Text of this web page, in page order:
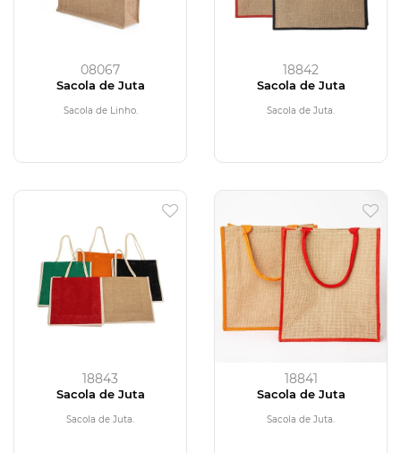
08067
Sacola de Juta
Sacola de Linho.
18842
Sacola de Juta
Sacola de Juta.
18843
Sacola de Juta
Sacola de Juta.
18841
Sacola de Juta
Sacola de Juta.